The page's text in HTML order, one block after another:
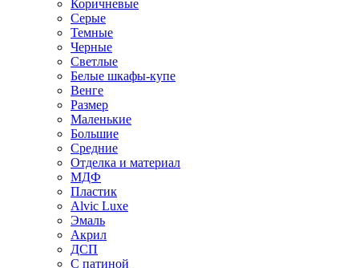
Коричневые
Серые
Темные
Черные
Светлые
Белые шкафы-купе
Венге
Размер
Маленькие
Большие
Средние
Отделка и материал
МДФ
Пластик
Alvic Luxe
Эмаль
Акрил
ДСП
С патиной